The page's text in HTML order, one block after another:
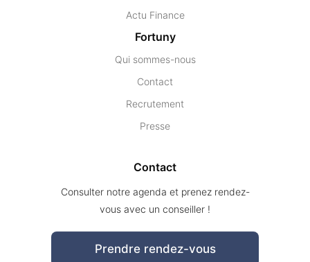
Actu Finance
Fortuny
Qui sommes-nous
Contact
Recrutement
Presse
Contact
Consulter notre agenda et prenez rendez-
vous avec un conseiller !
Prendre rendez-vous